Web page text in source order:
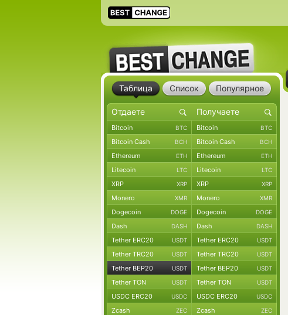
Таблица Список Популярное
Bitcoin BTC Bitcoin BTC
Bitcoin Cash BCH Bitcoin Cash BCH
Ethereum ETH Ethereum ETH
Litecoin LTC Litecoin LTC
XRP XRP XRP XRP
Monero XMR Monero XMR
Dogecoin DOGE Dogecoin DOGE
Dash DASH Dash DASH
Tether ERC20 USDT Tether ERC20 USDT
Tether TRC20 USDT Tether TRC20 USDT
Tether BEP20 USDT Tether BEP20 USDT
Tether TON USDT Tether TON USDT
USDC ERC20 USDC USDC ERC20 USDC
Zcash ZEC Zcash ZEC